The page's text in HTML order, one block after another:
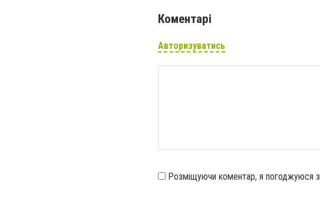
Коментарі
Авторизуватись
Розміщуючи коментар, я погоджуюся з